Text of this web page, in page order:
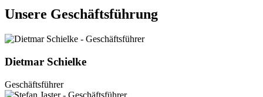
Unsere Geschäftsführung
Dietmar Schielke
Geschäftsführer